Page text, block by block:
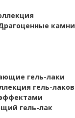
камни
гель-лаки
гель-лаков
гель-лак